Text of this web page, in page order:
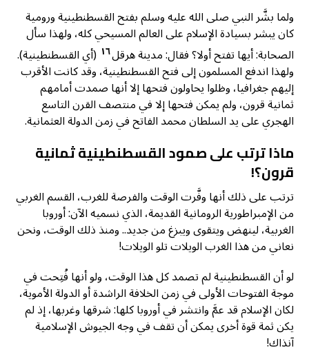
ولما بشَّر النبي صلى الله عليه وسلم بفتح القسطنطينية ورومية
كان يبشر بسيادة الإسلام على العالم المسيحي كله، ولهذا سأل
الصحابة: أيها تفتح أولا؟ فقال: مدينة هرقل١٦ (أي القسطنطينية).
ولهذا اندفع المسلمون إلى فتح القسطنطينية، وقد كانت الأقرب
إليهم جغرافيا، وظلوا يحاولون فتحها إلا أنها صمدت أمامهم
ثمانية قرون، ولم يمكن فتحها إلا في منتصف القرن التاسع
الهجري على يد السلطان محمد الفاتح في زمن الدولة العثمانية.
ماذا ترتب على صمود القسطنطينية ثمانية
قرون؟!
ترتب على ذلك أنها وفَّرت الوقت والفرصة للغرب، القسم الغربي
من الإمبراطورية الرومانية القديمة، الذي نسميه الآن: أوروبا
الغربية، لينهض ويتقوى ويبزغ من جديد.. ومنذ ذلك الوقت، ونحن
نعاني من هذا الغرب الويلات تلو الويلات!
لو أن القسطنطينية لم تصمد كل هذا الوقت، ولو أنها فُتِحت في
موجة الفتوحات الأولى في زمن الخلافة الراشدة أو الدولة الأموية،
لكان الإسلام قد عمَّ وانتشر في أوروبا كلها: شرقها وغربها، إذ لم
يكن ثمة قوة أخرى يمكن أن تقف في وجه الجيوش الإسلامية
آنذاك!